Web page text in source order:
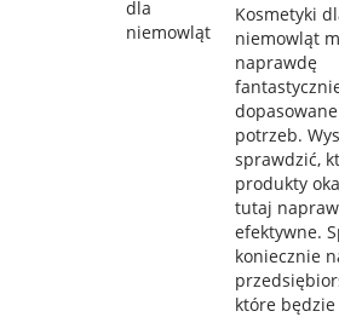
Kosmetyki
niemowląt
naprawdę
potrzeb.
sprawdzić,
produkty
tutaj
efektywne.
koniecznie
które